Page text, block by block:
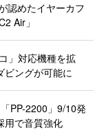
認めたイヤーカフ
Air」
」対応機種を拡
ビングが可能に
PP-2200」9/10発
用で音質強化